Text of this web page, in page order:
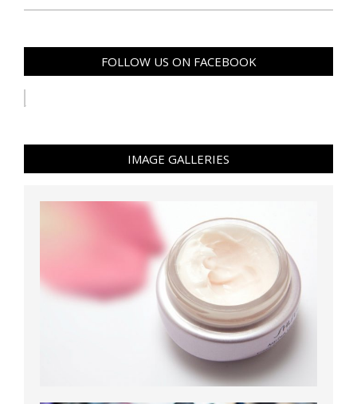
FOLLOW US ON FACEBOOK
IMAGE GALLERIES